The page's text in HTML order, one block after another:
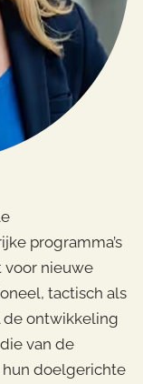
programma’s
voor nieuwe
tactisch als
de ontwikkeling
van de
doelgerichte